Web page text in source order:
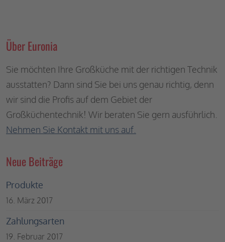
powered by
Usercentrics Consent
Management Platform
&
eRecht24
Über Euronia
Sie möchten Ihre Großküche mit der richtigen Technik
ausstatten? Dann sind Sie bei uns genau richtig, denn
wir sind die Profis auf dem Gebiet der
Großküchentechnik! Wir beraten Sie gern ausführlich.
Nehmen Sie Kontakt mit uns auf.
Neue Beiträge
Produkte
16. März 2017
Zahlungsarten
19. Februar 2017